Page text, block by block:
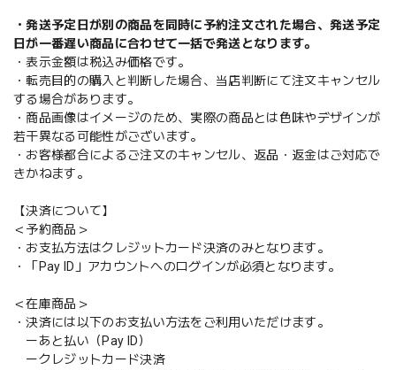
・発送予定日が別の商品を同時に予約注文された場合、発送予定
日が一番遅い商品に合わせて一括で発送となります。
・表示金額は税込み価格です。
・転売目的の購入と判断した場合、当店判断にて注文キャンセル
する場合があります。
・商品画像はイメージのため、実際の商品とは色味やデザインが
若干異なる可能性がございます。
・お客様都合によるご注文のキャンセル、返品・返金はご対応で
きかねます。
【決済について】
＜予約商品＞
・お支払方法はクレジットカード決済のみとなります。
・「Pay ID」アカウントへのログインが必須となります。
＜在庫商品＞
・決済には以下のお支払い方法をご利用いただけます。
ーあと払い（Pay ID）
ークレジットカード決済